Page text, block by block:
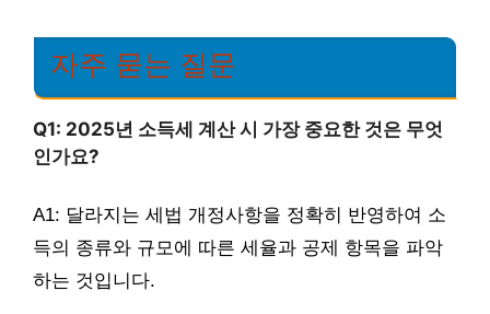
자주 묻는 질문
Q1: 2025년 소득세 계산 시 가장 중요한 것은 무엇
인가요?
A1: 달라지는 세법 개정사항을 정확히 반영하여 소
득의 종류와 규모에 따른 세율과 공제 항목을 파악
하는 것입니다.